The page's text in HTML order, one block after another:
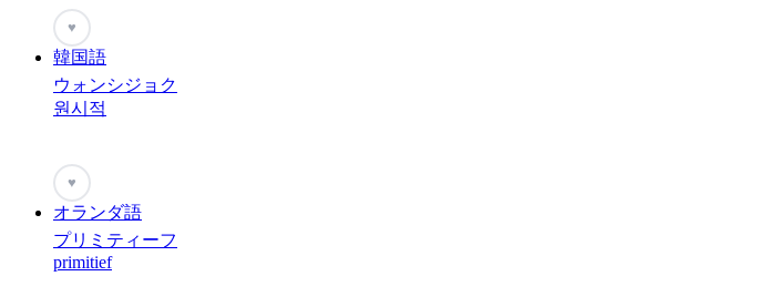
♥
韓国語
ウォンシジョク
원시적
♥
オランダ語
プリミティーフ
primitief